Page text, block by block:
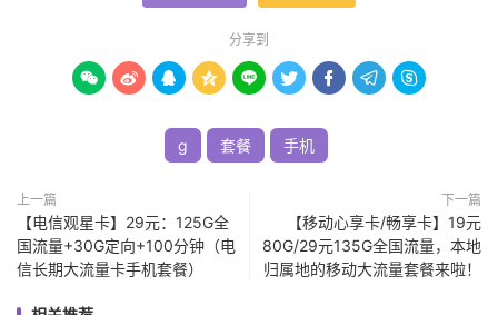
分享到
        
g 套餐 手机
上一篇
【电信观星卡】29元：125G全
国流量+30G定向+100分钟（电
信长期大流量卡手机套餐）
下一篇
【移动心享卡/畅享卡】19元
80G/29元135G全国流量，本地
归属地的移动大流量套餐来啦！